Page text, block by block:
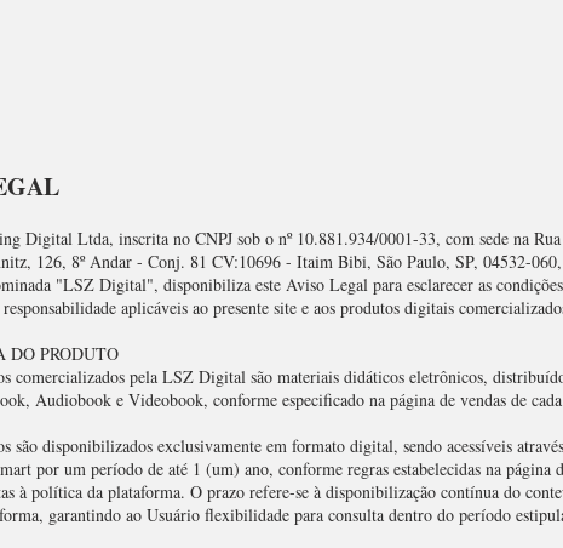
Digital Ltda, inscrita no CNPJ sob o nº 10.881.934/0001-33, com sede na
126, 8º Andar - Conj. 81 CV:10696 - Itaim Bibi, São Paulo, SP, 04532-060,
"LSZ Digital", disponibiliza este Aviso Legal para esclarecer as
aplicáveis ao presente site e aos produtos digitais
DO PRODUTO
comercializados pela LSZ Digital são materiais didáticos eletrônicos,
Audiobook e Videobook, conforme especificado na página de vendas de
são disponibilizados exclusivamente em formato digital, sendo acessíveis
por um período de até 1 (um) ano, conforme regras estabelecidas na página
à política da plataforma. O prazo refere-se à disponibilização contínua do
garantindo ao Usuário flexibilidade para consulta dentro do período